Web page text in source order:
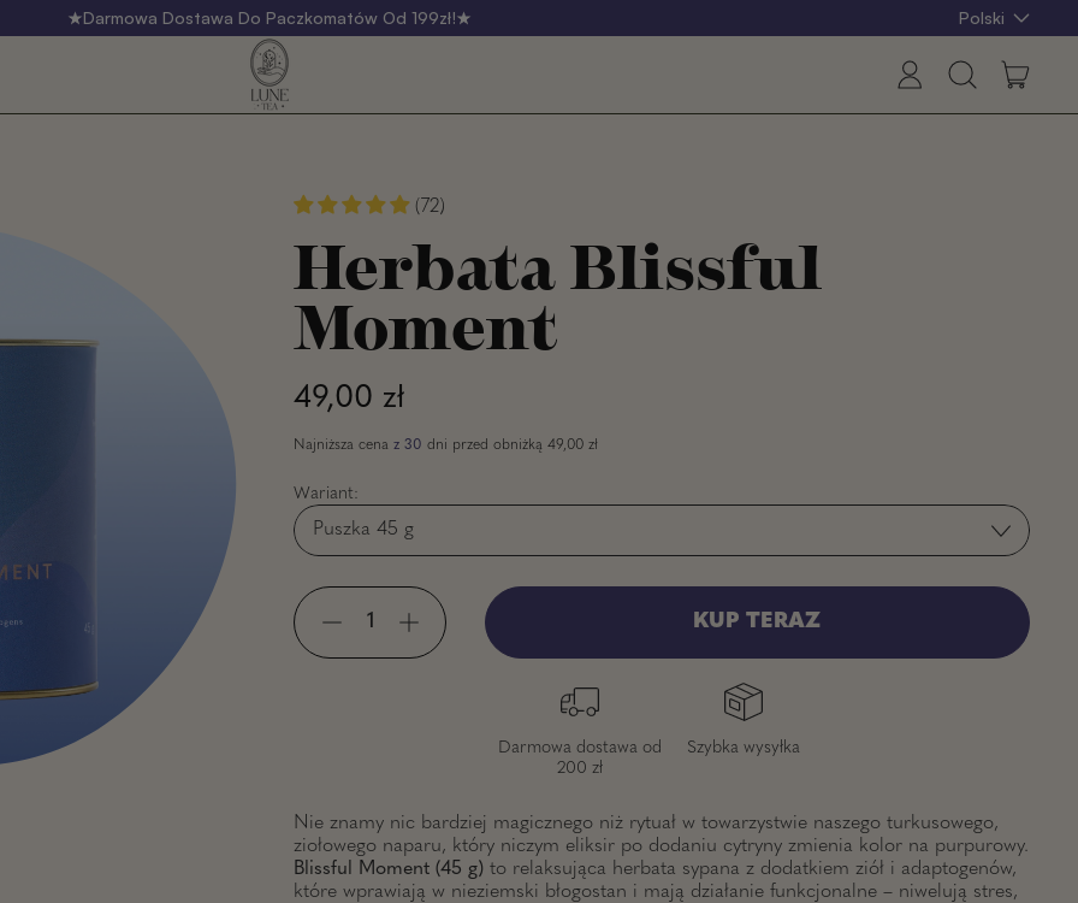
Darmowa Dostawa Do Paczkomatów Od 199zł! Polski
ZalogujPrzeszukaj
slajd
(72)
Herbata Blissful
Moment
Normalna cena
49,00 zł
Najniższa cena z 30 dni przed obniżką 49,00 zł
Wariant:
KUP TERAZ
Darmowa dostawa od
200 zł
Szybka wysyłka
Nie znamy nic bardziej magicznego niż rytuał w towarzystwie naszego turkusowego,
ziołowego naparu, który niczym eliksir po dodaniu cytryny zmienia kolor na purpurowy.
Blissful Moment (45 g)to relaksująca herbata sypana z dodatkiem ziół i adaptogenów,
które wprawiają w nieziemski błogostan i mają działanie funkcjonalne – niwelują stres,